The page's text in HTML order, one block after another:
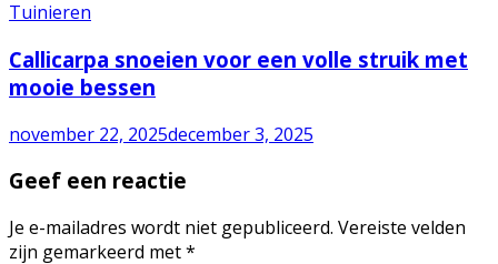
Tuinieren
Callicarpa snoeien voor een volle struik met
mooie bessen
november 22, 2025december 3, 2025
Geef een reactie
Je e-mailadres wordt niet gepubliceerd. Vereiste velden
zijn gemarkeerd met*